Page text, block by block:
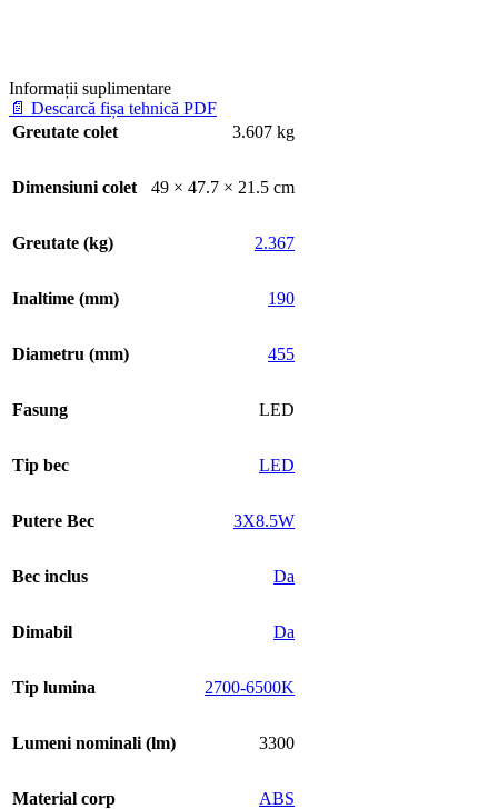
Informații suplimentare
📄 Descarcă fișa tehnică PDF
Greutate colet
3.607 kg
Dimensiuni colet 49 × 47.7 × 21.5 cm
Greutate (kg) 2.367
Inaltime (mm) 190
Diametru (mm) 455
Fasung LED
Tip bec LED
Putere Bec 3X8.5W
Bec inclus Da
Dimabil Da
Tip lumina 2700-6500K
Lumeni nominali (lm) 3300
Material corp ABS